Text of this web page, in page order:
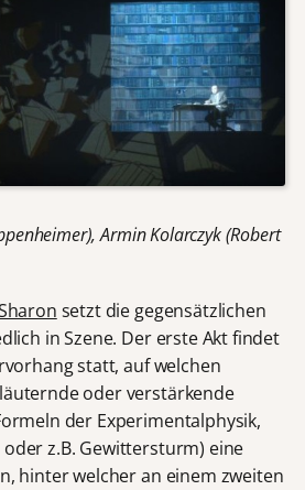
Armin Kolarczyk (Robert
setzt die gegensätzlichen
in Szene. Der erste Akt findet
statt, auf welchen
oder verstärkende
der Experimentalphysik,
z.B. Gewittersturm) eine
hinter welcher an einem zweiten